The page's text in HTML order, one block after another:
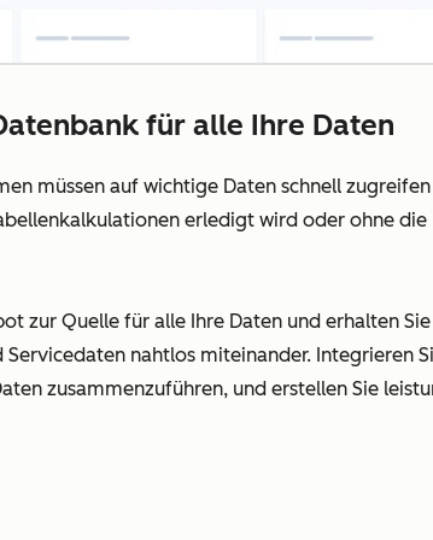
für alle Ihre Daten
müssen auf wichtige Daten schnell
erledigt wird oder ohne
zur Quelle für alle Ihre Daten und erhalten
Servicedaten nahtlos miteinander. Integrieren
zusammenzuführen, und erstellen Sie